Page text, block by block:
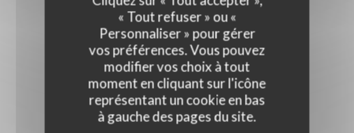
« Tout refuser » ou «
Personnaliser » pour gérer
vos préférences. Vous pouvez
modifier vos choix à tout
moment en cliquant sur l'icône
représentant un cookie en bas
à gauche des pages du site.